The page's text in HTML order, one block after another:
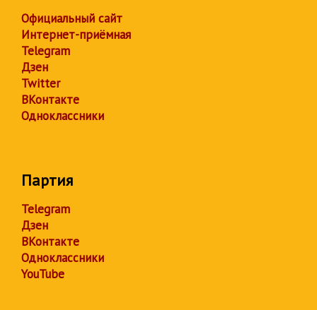
Официальный сайт
Интернет-приёмная
Telegram
Дзен
Twitter
ВКонтакте
Одноклассники
Партия
Telegram
Дзен
ВКонтакте
Одноклассники
YouTube